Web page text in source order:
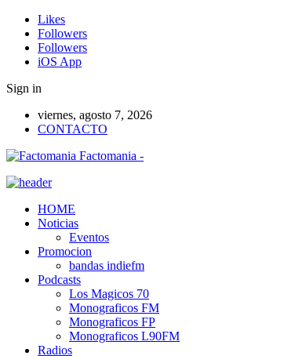
Likes
Followers
Followers
iOS App
Sign in
viernes, agosto 7, 2026
CONTACTO
Factomania -
HOME
Noticias
Eventos
Promocion
bandas indiefm
Podcasts
Los Magicos 70
Monograficos FM
Monograficos FP
Monograficos L90FM
Radios